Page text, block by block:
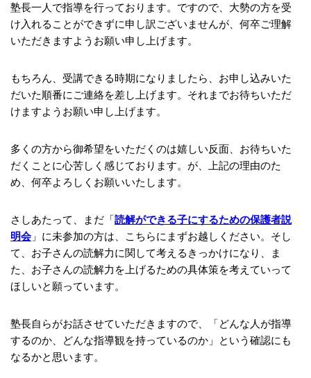
塾長一人で指導を行っております。ですので、大勢の方を受
け入れることができずに申し訳ございませんが、何卒ご理解
いただきますようお願い申し上げます。
もちろん、受講できる時期になりましたら、お申し込みいた
だいた順番にご連絡を差し上げます。それまでお待ちいただ
けますようお願い申し上げます。
多くの方から御希望をいただくのは嬉しい反面、お待ちいた
だくことに心苦しく感じております。が、上記の理由のた
め、何卒よろしくお願いいたします。
さしあたって、まだ「読解ができる子にするための保護者説
明会」に未参加の方は、こちらにまずお越しください。そし
て、お子さんの読解力に関して考えるきっかけになり、ま
た、お子さんの読解力を上げるための具体策を考えていって
ほしいと願っています。
塾長自らがお話させていただきますので、「どんな人が指導
するのか、どんな指導観を持っているのか」という確認にも
なるかと思います。